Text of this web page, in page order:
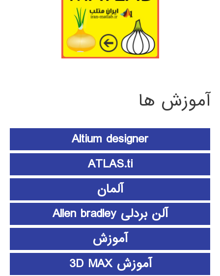
آموزش ها
Altium designer
ATLAS.ti
آلمان
آلن بردلی Allen bradley
آموزش
آموزش 3D MAX